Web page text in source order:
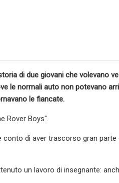
di due giovani che volevano
le normali auto non potevano
le fiancate.
Rover Boys".
di aver trascorso gran
un lavoro di insegnante: